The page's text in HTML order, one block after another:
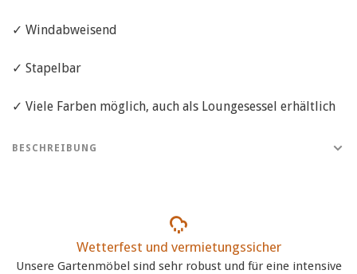
✓ Windabweisend
✓ Stapelbar
✓ Viele Farben möglich, auch als Loungesessel erhältlich
BESCHREIBUNG
Wetterfest und vermietungssicher
Unsere Gartenmöbel sind sehr robust und für eine intensive